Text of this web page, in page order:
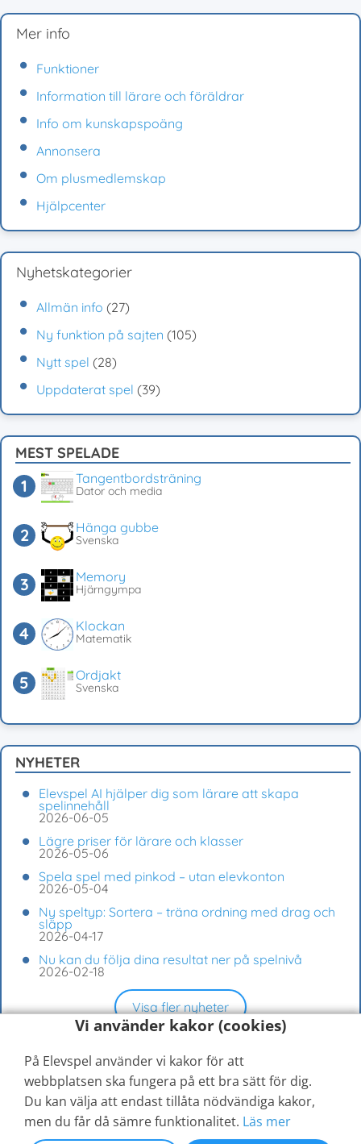
Mer info
Funktioner
Information till lärare och föräldrar
Info om kunskapspoäng
Annonsera
Om plusmedlemskap
Hjälpcenter
Nyhetskategorier
Allmän info (27)
Ny funktion på sajten (105)
Nytt spel (28)
Uppdaterat spel (39)
MEST SPELADE
Tangentbordsträning
Dator och media
Hänga gubbe
Svenska
Memory
Hjärngympa
Klockan
Matematik
Ordjakt
Svenska
NYHETER
Elevspel AI hjälper dig som lärare att skapa
spelinnehåll
2026-06-05
Lägre priser för lärare och klasser
2026-05-06
Spela spel med pinkod – utan elevkonton
2026-05-04
Ny speltyp: Sortera – träna ordning med drag och
släpp
2026-04-17
Nu kan du följa dina resultat ner på spelnivå
2026-02-18
Visa fler nyheter
Vi använder kakor (cookies)
På Elevspel använder vi kakor för att
webbplatsen ska fungera på ett bra sätt för dig.
Du kan välja att endast tillåta nödvändiga kakor,
men du får då sämre funktionalitet. Läs mer